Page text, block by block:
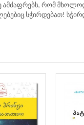
ამძაფრებს, რომ
სჭირდებათ!